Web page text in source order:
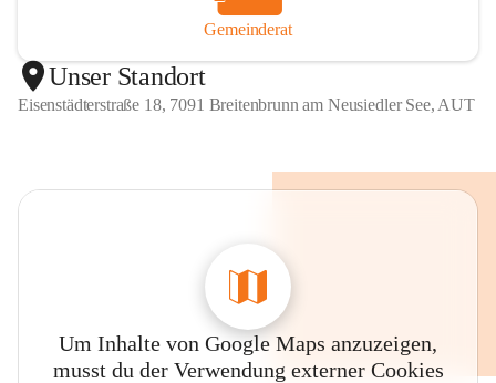
Gemeinderat
Unser Standort
Eisenstädterstraße 18, 7091 Breitenbrunn am Neusiedler See, AUT
Um Inhalte von Google Maps anzuzeigen,
musst du der Verwendung externer Cookies